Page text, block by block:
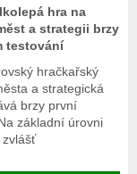
hra na
a strategii brzy
testování
hračkařský
a strategická
brzy první
základní úrovni